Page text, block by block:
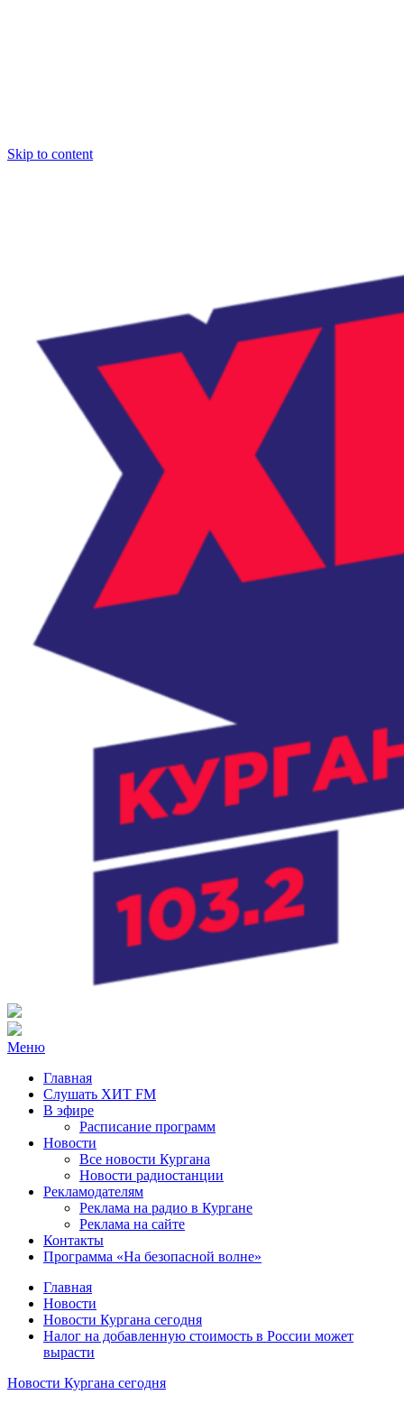
Skip to content
Радио ХИТ FM Курган
103.2 FM
Меню
Главная
Слушать ХИТ FM
В эфире
Расписание программ
Новости
Все новости Кургана
Новости радиостанции
Рекламодателям
Реклама на радио в Кургане
Реклама на сайте
Контакты
Программа «На безопасной волне»
Главная
Новости
Новости Кургана сегодня
Налог на добавленную стоимость в России может
вырасти
Новости Кургана сегодня